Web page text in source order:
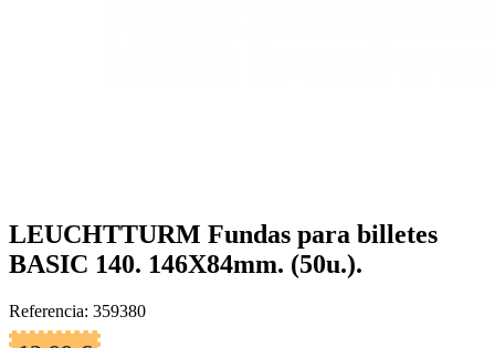
LEUCHTTURM Fundas para billetes
BASIC 140. 146X84mm. (50u.).
Referencia: 359380